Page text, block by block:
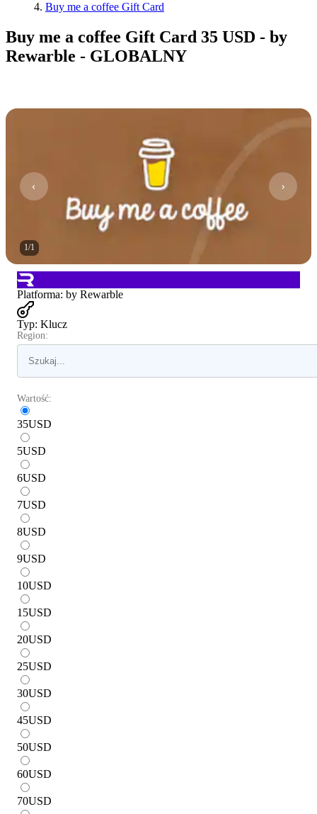
Buy me a coffee Gift Card
Buy me a coffee Gift Card 35 USD - by
Rewarble - GLOBALNY
1/1
Platforma: by Rewarble
Typ: Klucz
Region:
Wartość:
35USD
5USD
6USD
7USD
8USD
9USD
10USD
15USD
20USD
25USD
30USD
45USD
50USD
60USD
70USD